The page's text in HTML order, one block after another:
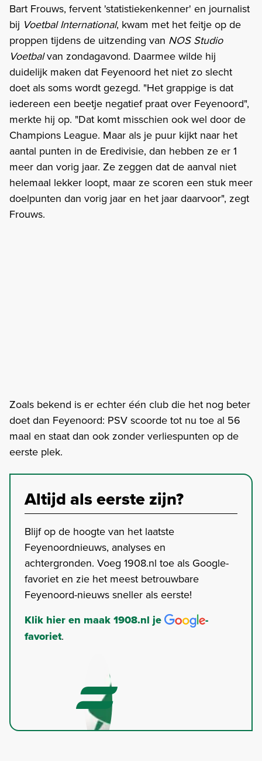
Bart Frouws, fervent 'statistiekenkenner' en journalist
bij Voetbal International, kwam met het feitje op de
proppen tijdens de uitzending van NOS Studio
Voetbalvan zondagavond. Daarmee wilde hij
duidelijk maken dat Feyenoord het niet zo slecht
doet als soms wordt gezegd. "Het grappige is dat
iedereen een beetje negatief praat over Feyenoord",
merkte hij op. "Dat komt misschien ook wel door de
Champions League. Maar als je puur kijkt naar het
aantal punten in de Eredivisie, dan hebben ze er 1
meer dan vorig jaar. Ze zeggen dat de aanval niet
helemaal lekker loopt, maar ze scoren een stuk meer
doelpunten dan vorig jaar en het jaar daarvoor", zegt
Frouws.
Zoals bekend is er echter één club die het nog beter
doet dan Feyenoord: PSV scoorde tot nu toe al 56
maal en staat dan ook zonder verliespunten op de
eerste plek.
Altijd als eerste zijn?
Blijf op de hoogte van het laatste
Feyenoordnieuws, analyses en
achtergronden. Voeg 1908.nl toe als Google-
favoriet en zie het meest betrouwbare
Feyenoord-nieuws sneller als eerste!
Klik hier en maak 1908.nl je
-
favoriet.